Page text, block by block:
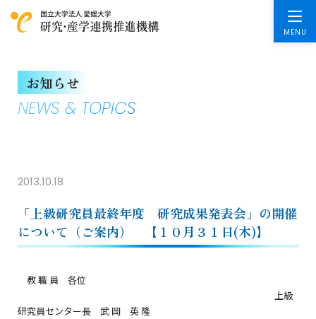
お知らせ
NEWS & TOPICS
2013.10.18
「上級研究員最終年度 研究成果発表会」の開催
について（ご案内） 【１０月３１日(木)】
教 職 員 各位
上級
研究員センター長 武 岡 英 隆